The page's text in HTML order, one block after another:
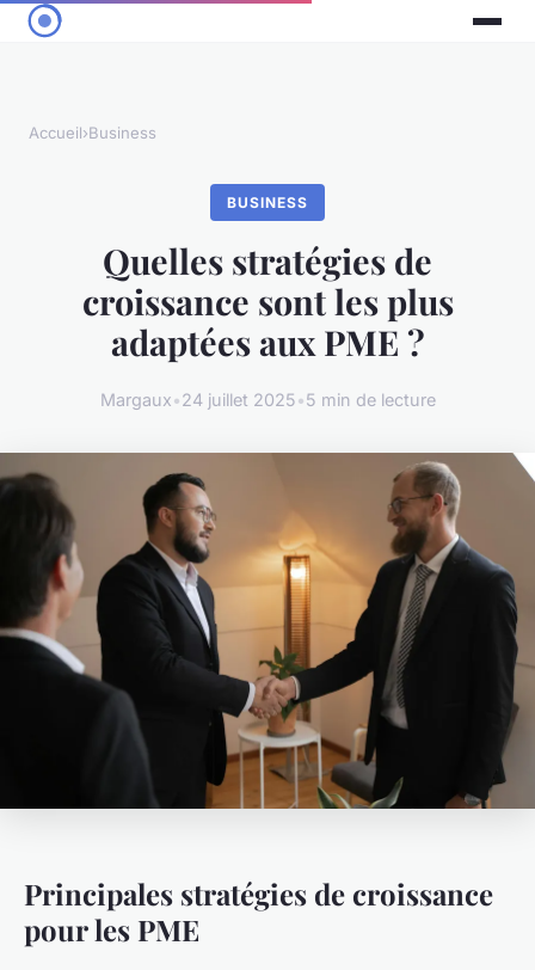
Accueil›Business
BUSINESS
Quelles stratégies de
croissance sont les plus
adaptées aux PME ?
Margaux•24 juillet 2025•5 min de lecture
Principales stratégies de croissance
pour les PME